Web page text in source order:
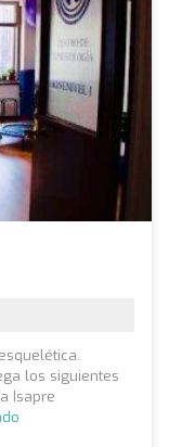
los siguientes
Isapre